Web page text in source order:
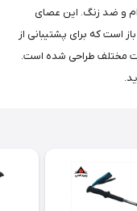
و ضد زنگ. این عصای
است که برای پشتیبانی از
مختلف طراحی شده است.